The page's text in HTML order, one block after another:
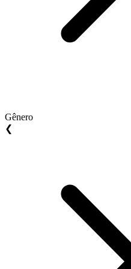
Gênero
❮